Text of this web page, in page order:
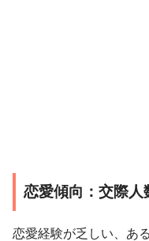
恋愛傾向：交際人
恋愛経験が乏しい、あ